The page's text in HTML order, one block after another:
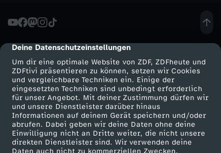
cmp-dialog-description
Deine Datenschutzeinstellungen
Um dir eine optimale Website von ZDF, ZDFheute und
ZDFtivi präsentieren zu können, setzen wir Cookies
und vergleichbare Techniken ein. Einige der
eingesetzten Techniken sind unbedingt erforderlich
für unser Angebot. Mit deiner Zustimmung dürfen wir
und unsere Dienstleister darüber hinaus
Informationen auf deinem Gerät speichern und/oder
abrufen. Dabei geben wir deine Daten ohne deine
Einwilligung nicht an Dritte weiter, die nicht unsere
direkten Dienstleister sind. Wir verwenden deine
Daten auch nicht zu kommerziellen Zwecken.
s
e
n
s
W
i
Mehr ZDF
ZDF-Apps
Smart TV
Service
ZDFmitreden
Kontakt zum ZDF